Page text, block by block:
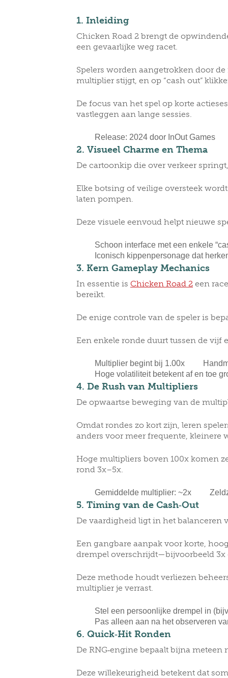
CLUBS/SOCIETIES
1. Inleiding
Chicken Road 2 brengt de
een gevaarlijke weg racet.
Spelers worden aangetrokken door
multiplier stijgt, en op “cash out”
De focus van het spel op korte
vastleggen aan lange sessies.
Release: 2024 door InOut Games
2. Visueel Charme en Thema
De cartoonkip die over verkeer
Elke botsing of veilige oversteek
laten pompen.
Deze visuele eenvoud helpt nieuwe
Schoon interface met een enkele
Iconisch kippenpersonage dat
3. Kern Gameplay Mechanics
In essentie is Chicken Road 2 een
bereikt.
De enige controle van de speler is
Een enkele ronde duurt tussen de
Multiplier begint bij 1.00x
Hoge volatiliteit betekent af en toe
4. De Rush van Multipliers
De opwaartse beweging van de
Omdat rondes zo kort zijn, leren
anders voor meer frequente, kleinere
Hoge multipliers boven 100x komen
rond 3x–5x.
Gemiddelde multiplier: ~2x
5. Timing van de Cash‑Out
De vaardigheid ligt in het balanceren
Een gangbare aanpak voor korte,
drempel overschrijdt—bijvoorbeeld
Deze methode houdt verliezen
multiplier je verrast.
Stel een persoonlijke drempel in
Pas alleen aan na het observeren
6. Quick‑Hit Ronden
De RNG‑engine bepaalt bijna
Deze willekeurigheid betekent dat